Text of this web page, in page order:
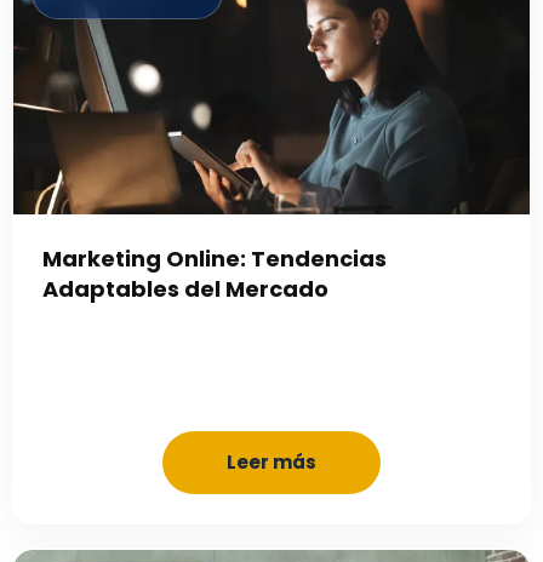
Marketing Online: Tendencias
Adaptables del Mercado
Leer más